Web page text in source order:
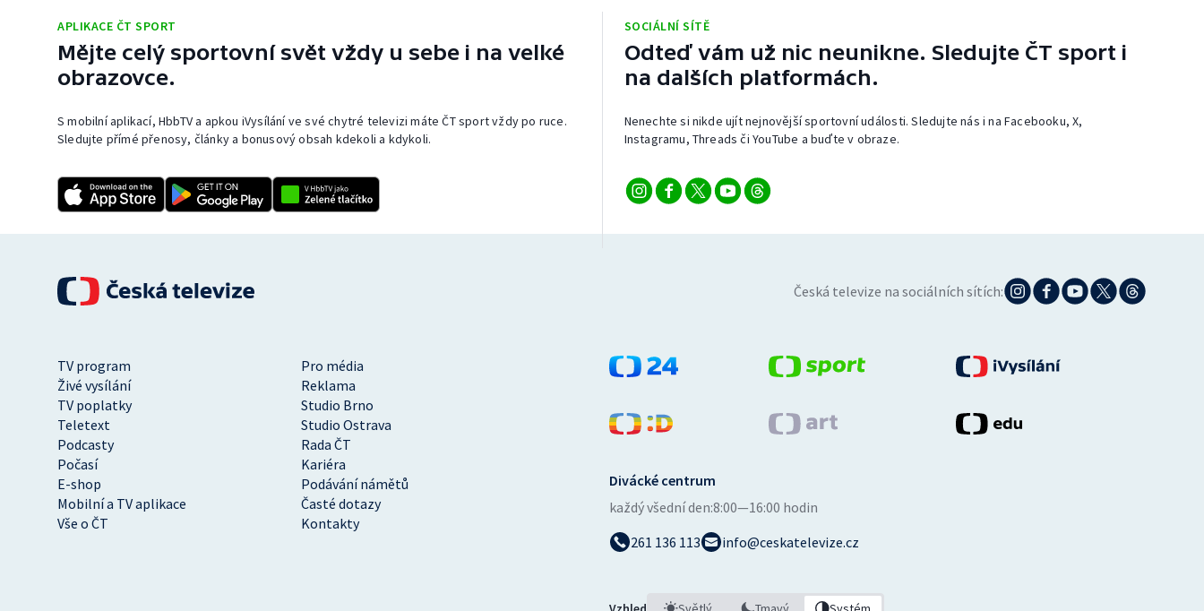
APLIKACE ČT SPORT
Mějte celý sportovní svět vždy u sebe i na velké
obrazovce.
S mobilní aplikací, HbbTV a apkou iVysílání ve své chytré televizi máte ČT sport vždy po ruce.
Sledujte přímé přenosy, články a bonusový obsah kdekoli a kdykoli.
SOCIÁLNÍ SÍTĚ
Odteď vám už nic neunikne. Sledujte ČT sport i
na dalších platformách.
Nenechte si nikde ujít nejnovější sportovní události. Sledujte nás i na Facebooku, X,
Instagramu, Threads či YouTube a buďte v obraze.
Česká televize na sociálních sítích:
TV program
Pro média
Živé vysílání
Reklama
TV poplatky
Studio Brno
Teletext
Studio Ostrava
Podcasty
Rada ČT
Počasí
Kariéra
E-shop
Podávání námětů
Mobilní a TV aplikace
Časté dotazy
Vše o ČT
Kontakty
Divácké centrum
každý všední den:8:00—16:00 hodin
261 136 113
info@ceskatelevize.cz